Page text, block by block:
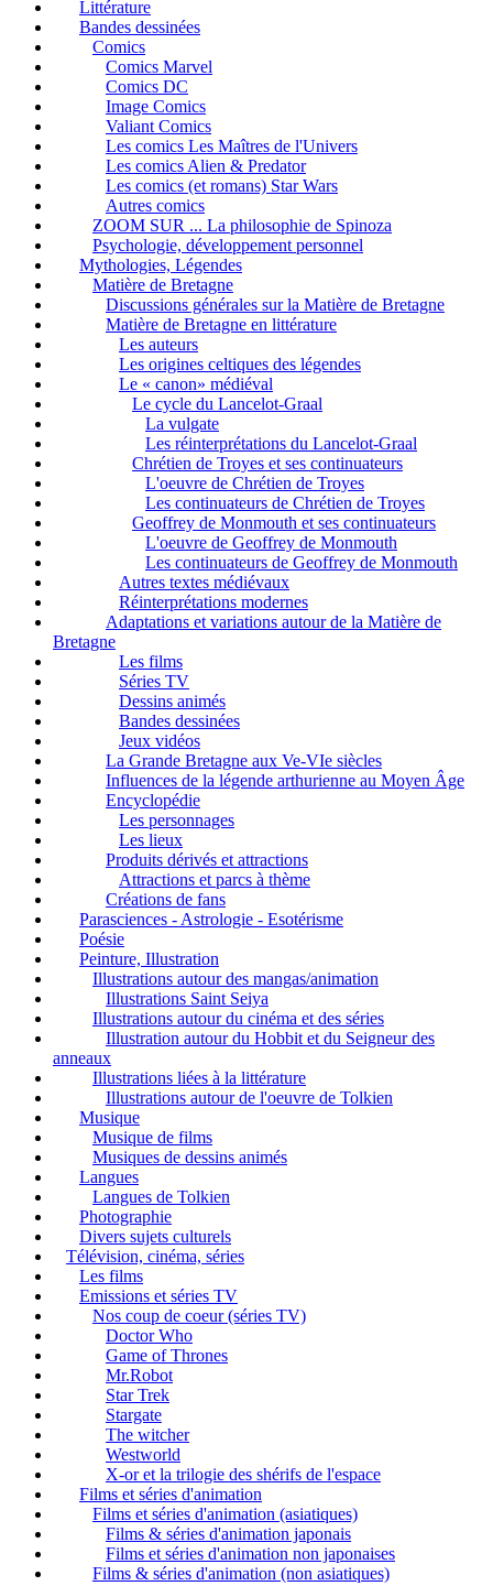
Littérature
Bandes dessinées
Comics
Comics Marvel
Comics DC
Image Comics
Valiant Comics
Les comics Les Maîtres de l'Univers
Les comics Alien & Predator
Les comics (et romans) Star Wars
Autres comics
ZOOM SUR ... La philosophie de Spinoza
Psychologie, développement personnel
Mythologies, Légendes
Matière de Bretagne
Discussions générales sur la Matière de Bretagne
Matière de Bretagne en littérature
Les auteurs
Les origines celtiques des légendes
Le « canon» médiéval
Le cycle du Lancelot-Graal
La vulgate
Les réinterprétations du Lancelot-Graal
Chrétien de Troyes et ses continuateurs
L'oeuvre de Chrétien de Troyes
Les continuateurs de Chrétien de Troyes
Geoffrey de Monmouth et ses continuateurs
L'oeuvre de Geoffrey de Monmouth
Les continuateurs de Geoffrey de Monmouth
Autres textes médiévaux
Réinterprétations modernes
Adaptations et variations autour de la Matière de
Bretagne
Les films
Séries TV
Dessins animés
Bandes dessinées
Jeux vidéos
La Grande Bretagne aux Ve-VIe siècles
Influences de la légende arthurienne au Moyen Âge
Encyclopédie
Les personnages
Les lieux
Produits dérivés et attractions
Attractions et parcs à thème
Créations de fans
Parasciences - Astrologie - Esotérisme
Poésie
Peinture, Illustration
Illustrations autour des mangas/animation
Illustrations Saint Seiya
Illustrations autour du cinéma et des séries
Illustration autour du Hobbit et du Seigneur des
anneaux
Illustrations liées à la littérature
Illustrations autour de l'oeuvre de Tolkien
Musique
Musique de films
Musiques de dessins animés
Langues
Langues de Tolkien
Photographie
Divers sujets culturels
Télévision, cinéma, séries
Les films
Emissions et séries TV
Nos coup de coeur (séries TV)
Doctor Who
Game of Thrones
Mr.Robot
Star Trek
Stargate
The witcher
Westworld
X-or et la trilogie des shérifs de l'espace
Films et séries d'animation
Films et séries d'animation (asiatiques)
Films & séries d'animation japonais
Films et séries d'animation non japonaises
Films & séries d'animation (non asiatiques)